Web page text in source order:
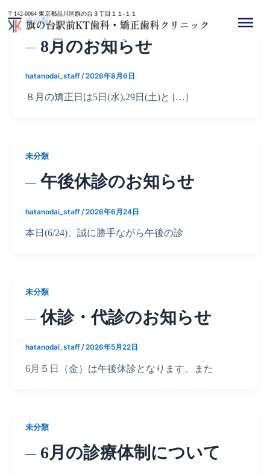
容
〒142-0064 東京都品川区旗の台３丁目１１-１１
未分類
8月のお知らせ
hatanodai_staff/2026年8月6日
８月の矯正日は5日(水),29日(土)と […]
未分類
午後休診のお知らせ
hatanodai_staff /2026年6月24日
本日(6/24)、誠に勝手ながら午後の診
未分類
休診・代診のお知らせ
hatanodai_staff/2026年5月22日
6月５日（金）は午後休診となります。また
未分類
6月の診療体制について
稿
ペ
ジ